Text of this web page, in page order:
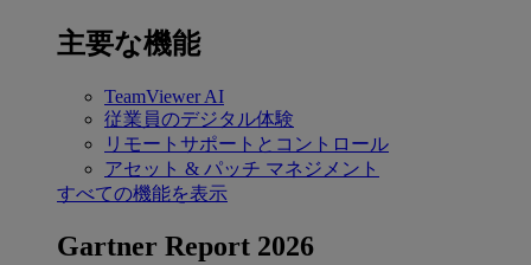
主要な機能
TeamViewer AI
従業員のデジタル体験
リモートサポートとコントロール
アセット & パッチ マネジメント
すべての機能を表示
Gartner Report 2026